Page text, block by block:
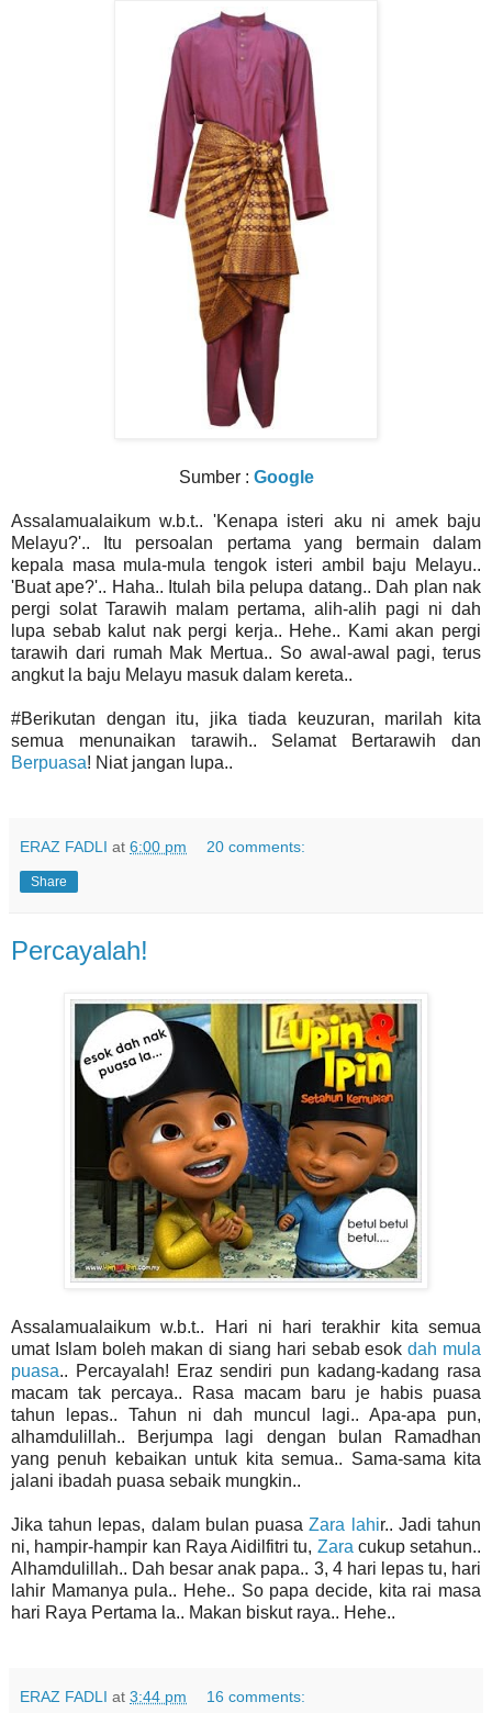
Sumber : Google
Assalamualaikum w.b.t.. 'Kenapa isteri aku ni amek baju
Melayu?'.. Itu persoalan pertama yang bermain dalam
kepala masa mula-mula tengok isteri ambil baju Melayu..
'Buat ape?'.. Haha.. Itulah bila pelupa datang.. Dah plan nak
pergi solat Tarawih malam pertama, alih-alih pagi ni dah
lupa sebab kalut nak pergi kerja.. Hehe.. Kami akan pergi
tarawih dari rumah Mak Mertua.. So awal-awal pagi, terus
angkut la baju Melayu masuk dalam kereta..
#Berikutan dengan itu, jika tiada keuzuran, marilah kita
semua menunaikan tarawih.. Selamat Bertarawih dan
Berpuasa! Niat jangan lupa..
ERAZ FADLI at 6:00 pm 20 comments:
Share
Percayalah!
Assalamualaikum w.b.t.. Hari ni hari terakhir kita semua
umat Islam boleh makan di siang hari sebab esokdah mula
puasa.. Percayalah! Eraz sendiri pun kadang-kadang rasa
macam tak percaya.. Rasa macam baru je habis puasa
tahun lepas.. Tahun ni dah muncul lagi.. Apa-apa pun,
alhamdulillah.. Berjumpa lagi dengan bulan Ramadhan
yang penuh kebaikan untuk kita semua.. Sama-sama kita
jalani ibadah puasa sebaik mungkin..
Jika tahun lepas, dalam bulan puasa Zara lahir.. Jadi tahun
ni, hampir-hampir kan Raya Aidilfitri tu, Zara cukup setahun..
Alhamdulillah.. Dah besar anak papa.. 3, 4 hari lepas tu, hari
lahir Mamanya pula.. Hehe.. So papa decide, kita rai masa
hari Raya Pertama la.. Makan biskut raya.. Hehe..
ERAZ FADLI at 3:44 pm 16 comments: